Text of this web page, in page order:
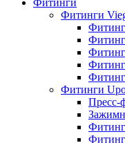
Фитинги
Фитинги
Фитинги
Пресс-